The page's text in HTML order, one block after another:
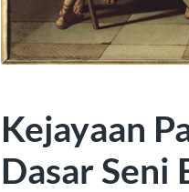
Kejayaan
Dasar Seni